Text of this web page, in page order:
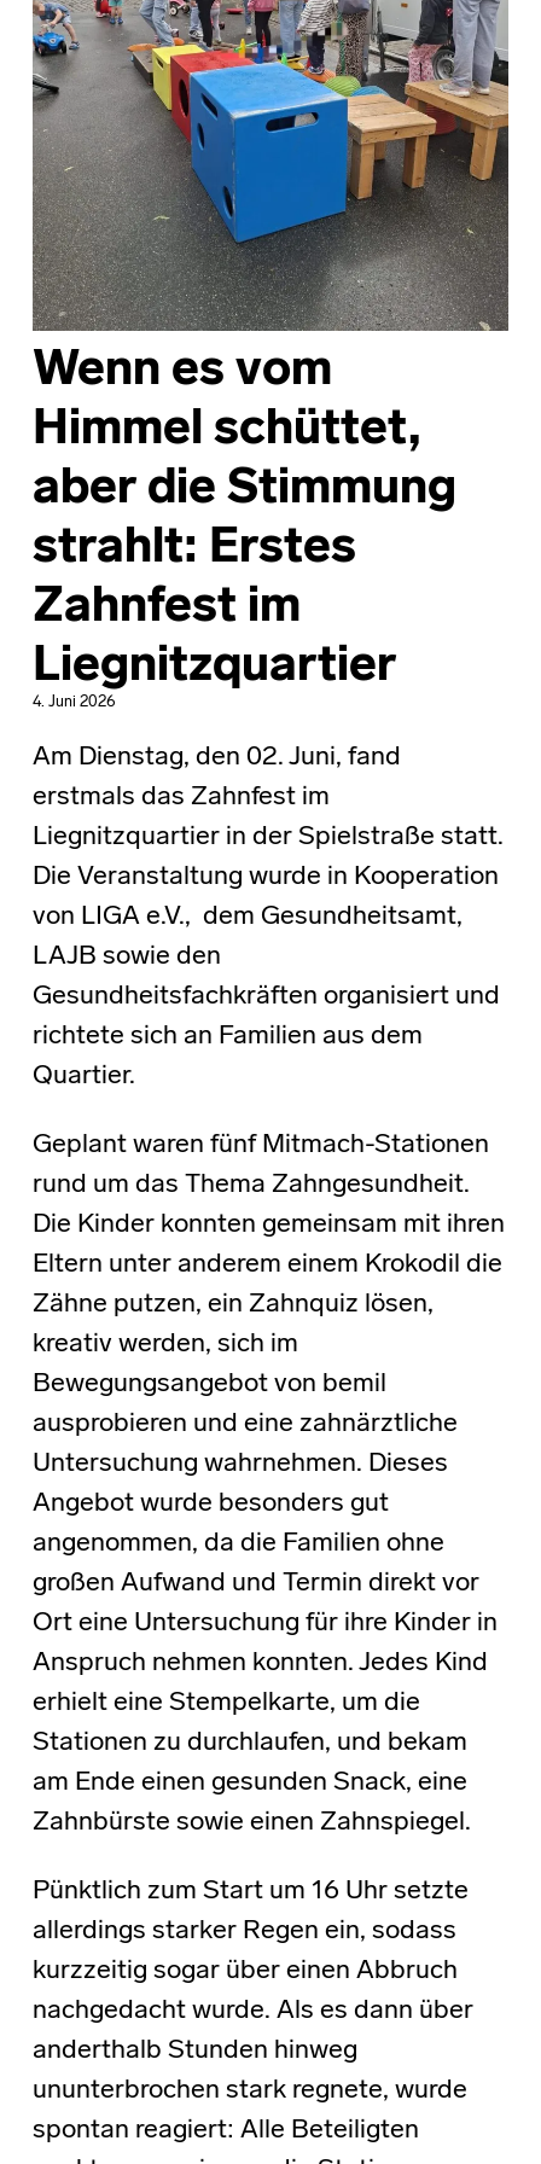
Wenn es vom
Himmel schüttet,
aber die Stimmung
strahlt: Erstes
Zahnfest im
Liegnitzquartier
4. Juni 2026
Am Dienstag, den 02. Juni, fand
erstmals das Zahnfest im
Liegnitzquartier in der Spielstraße statt.
Die Veranstaltung wurde in Kooperation
von LIGA e.V., dem Gesundheitsamt,
LAJB sowie den
Gesundheitsfachkräften organisiert und
richtete sich an Familien aus dem
Quartier.
Geplant waren fünf Mitmach-Stationen
rund um das Thema Zahngesundheit.
Die Kinder konnten gemeinsam mit ihren
Eltern unter anderem einem Krokodil die
Zähne putzen, ein Zahnquiz lösen,
kreativ werden, sich im
Bewegungsangebot von bemil
ausprobieren und eine zahnärztliche
Untersuchung wahrnehmen. Dieses
Angebot wurde besonders gut
angenommen, da die Familien ohne
großen Aufwand und Termin direkt vor
Ort eine Untersuchung für ihre Kinder in
Anspruch nehmen konnten. Jedes Kind
erhielt eine Stempelkarte, um die
Stationen zu durchlaufen, und bekam
am Ende einen gesunden Snack, eine
Zahnbürste sowie einen Zahnspiegel.
Pünktlich zum Start um 16 Uhr setzte
allerdings starker Regen ein, sodass
kurzzeitig sogar über einen Abbruch
nachgedacht wurde. Als es dann über
anderthalb Stunden hinweg
ununterbrochen stark regnete, wurde
spontan reagiert: Alle Beteiligten